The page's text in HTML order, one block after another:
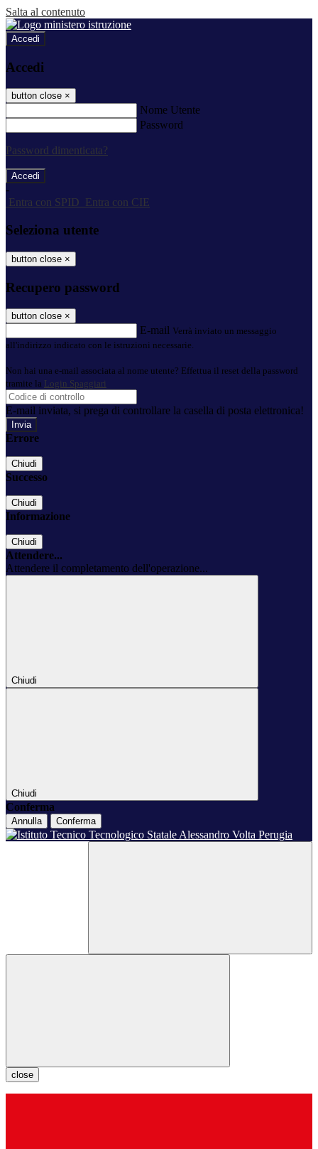
Salta al contenuto
Accedi
Accedi
button close ×
Nome Utente
Password
Password dimenticata?
-
Entra con SPID
Entra con CIE
Seleziona utente
button close ×
Recupero password
button close ×
E-mail Verrà inviato un messaggio
all'indirizzo indicato con le istruzioni necessarie.
Non hai una e-mail associata al nome utente? Effettua il reset della password
tramite la Login Spaggiari
E-mail inviata, si prega di controllare la casella di posta elettronica!
Errore
Chiudi
Successo
Chiudi
Informazione
Chiudi
Attendere...
Attendere il completamento dell'operazione...
Chiudi
Chiudi
Conferma
Annulla Conferma
close